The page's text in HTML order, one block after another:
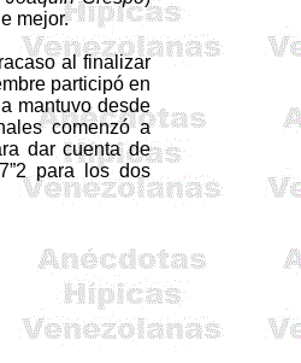
mejor.
al finalizar
participó en
mantuvo desde
comenzó a
dar cuenta de
para los dos